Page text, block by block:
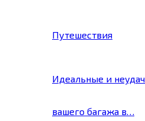
Путешествия
Идеальные и
вашего багажа в…